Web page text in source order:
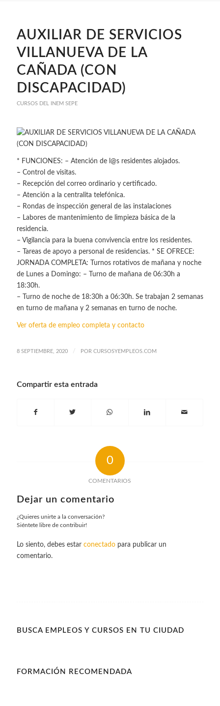
AUXILIAR DE SERVICIOS
VILLANUEVA DE LA
CAÑADA (CON
DISCAPACIDAD)
CURSOS DEL INEM SEPE
* FUNCIONES: – Atención de l@s residentes alojados.
– Control de visitas.
– Recepción del correo ordinario y certificado.
– Atención a la centralita telefónica.
– Rondas de inspección general de las instalaciones
– Labores de mantenimiento de limpieza básica de la
residencia.
– Vigilancia para la buena convivencia entre los residentes.
– Tareas de apoyo a personal de residencias. * SE OFRECE:
JORNADA COMPLETA: Turnos rotativos de mañana y noche
de Lunes a Domingo: – Turno de mañana de 06:30h a
18:30h.
– Turno de noche de 18:30h a 06:30h. Se trabajan 2 semanas
en turno de mañana y 2 semanas en turno de noche.
Ver oferta de empleo completa y contacto
8 SEPTIEMBRE, 2020 / POR CURSOSYEMPLEOS.COM
Compartir esta entrada
0
COMENTARIOS
Dejar un comentario
¿Quieres unirte a la conversación?
Siéntete libre de contribuir!
Lo siento, debes estar conectadopara publicar un
comentario.
BUSCA EMPLEOS Y CURSOS EN TU CIUDAD
FORMACIÓN RECOMENDADA